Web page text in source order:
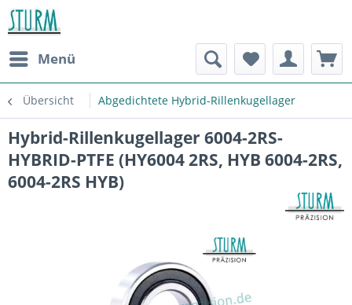
Menü
Übersicht Abgedichtete Hybrid-Rillenkugellager
Hybrid-Rillenkugellager 6004-2RS-
HYBRID-PTFE (HY6004 2RS, HYB 6004-2RS,
6004-2RS HYB)